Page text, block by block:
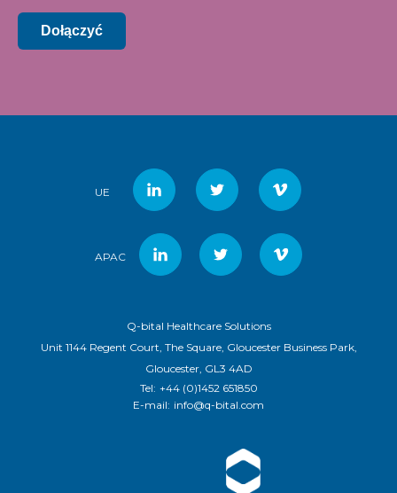
Dołączyć
UE
APAC
Q-bital Healthcare Solutions
Unit 1144 Regent Court, The Square, Gloucester Business Park,
Gloucester, GL3 4AD
Tel: +44 (0)1452 651850
E-mail: info@q-bital.com